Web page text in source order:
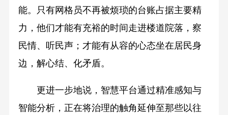
能。只有网格员不再被烦琐的台账占据主要精
力，他们才能有充裕的时间走进楼道院落，察
民情、听民声；才能有从容的心态坐在居民身
边，解心结、化矛盾。
更进一步地说，智慧平台通过精准感知与
智能分析，正在将治理的触角延伸至那些以往